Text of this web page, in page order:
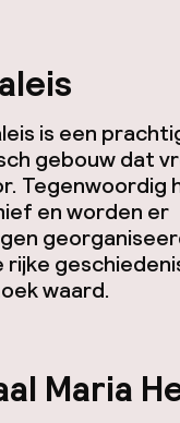
is een
gebouw dat
Tegenwoordig
en worden er
waard.
Maria